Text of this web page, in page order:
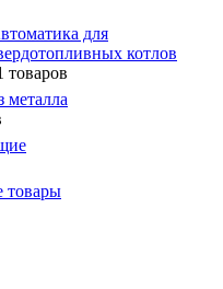
для
котлов
товаров
металла
товары